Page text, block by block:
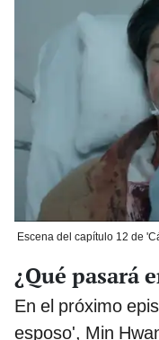
Escena del capítulo 12 de
¿Qué pasará
En el próximo
esposo', Min